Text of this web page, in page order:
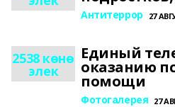
Антитеррор 27
2538 көнө
элек
Единый
оказанию
помощи
Фотогалерея 27